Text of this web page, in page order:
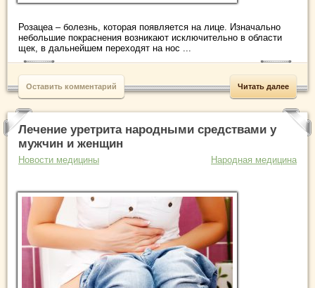
Розацеа – болезнь, которая появляется на лице. Изначально
небольшие покраснения возникают исключительно в области
щек, в дальнейшем переходят на нос ...
Читать далее
Оставить комментарий
Лечение уретрита народными средствами у
мужчин и женщин
Новости медицины Народная медицина